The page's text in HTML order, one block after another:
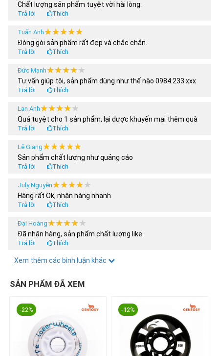
Chất lượng sản phẩm tuyệt vời hài lòng.
Trả lời Thích
Tuấn Anh★★★★★
★★★★★
Đóng gói sản phẩm rất đẹp và chắc chắn.
Trả lời Thích
Đức Mạnh★★★★★
★★★★★
Tư vấn giúp tôi, sản phẩm dùng như thế nào 0984.233.xxx
Trả lời Thích
Lan Anh★★★★★
★★★★★
Quá tuyệt cho 1 sản phẩm, lại dược khuyến mại thêm quà
Trả lời Thích
Lê Giang★★★★★
★★★★★
Sản phẩm chất lượng như quảng cáo
Trả lời Thích
July Nguyễn★★★★★
★★★★★
Hàng rất Ok, nhận hàng nhanh
Trả lời Thích
Đại Hoàng★★★★★
★★★★★
Đã nhận hàng, sản phẩm chất lượng like
Trả lời Thích
Hoàng Anh ★★★★★
★★★★★
mại 30% ko shop
thanhdat3011 ★★★★★
★★★★★
Mới hốt em nó về đẹp khó cưỡng hài lòng khi mua e nó
Trả lời Thích
thachngockhanhly★★★★★
★★★★★
Xem thêm các bình luận khác
SẢN PHẨM ĐÃ XEM
-22% -12%